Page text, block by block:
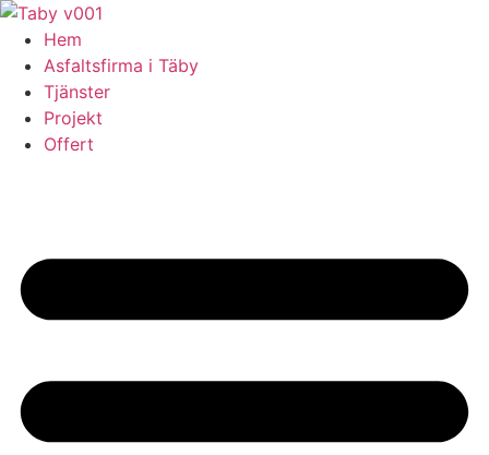
Skip
content
Hem
Asfaltsfirma i Täby
Tjänster
Projekt
Offert